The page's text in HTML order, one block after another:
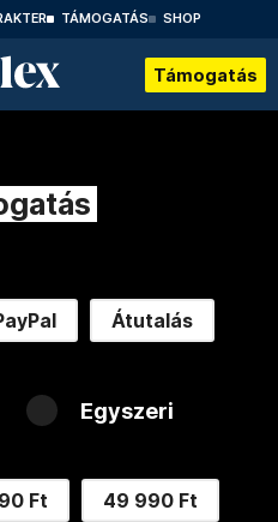
TÁMOGATÁS SHOP
Támogatás
Átutalás
Egyszeri
Ft 49 990 Ft